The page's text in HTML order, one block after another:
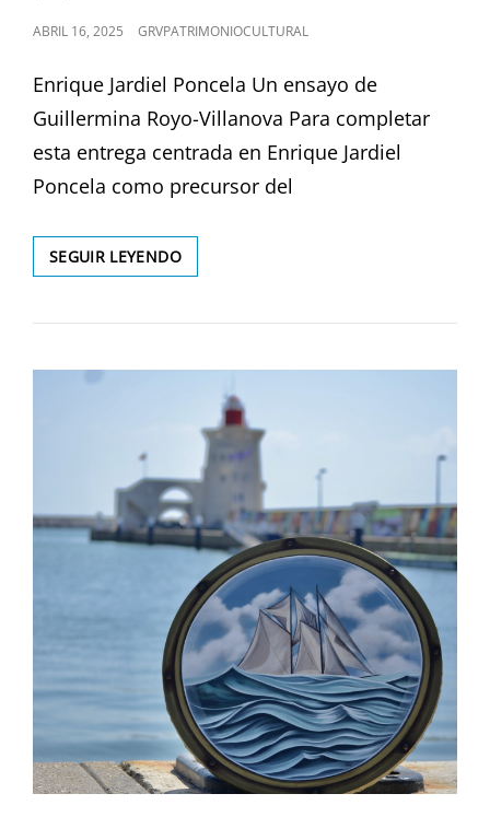
PUBLICADO
ABRIL 16, 2025 GRVPATRIMONIOCULTURAL
Enrique Jardiel Poncela Un ensayo de
Guillermina Royo-Villanova Para completar
esta entrega centrada en Enrique Jardiel
Poncela como precursor del
SEGUIR LEYENDOEL
HUMORISMO
UN
DE